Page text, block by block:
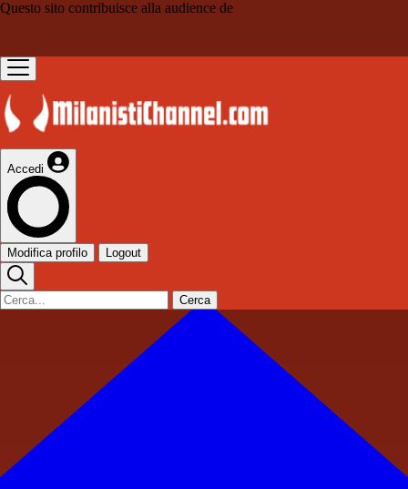
Questo sito contribuisce alla audience de
Accedi
Modifica profilo Logout
Cerca